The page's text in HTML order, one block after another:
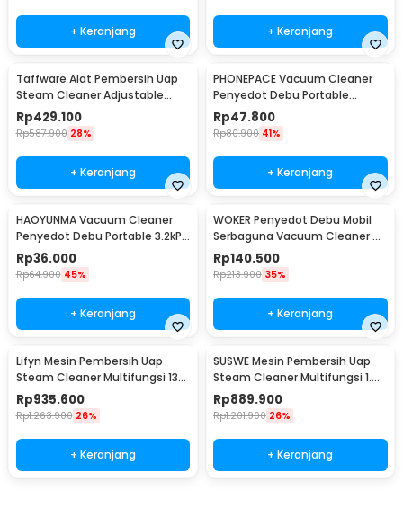
+ Keranjang + Keranjang
Taffware Alat Pembersih Uap
Steam Cleaner Adjustable
Multi Brush 1500W - HC3800
PRO
Rp429.100
Rp587.900 28%
+ Keranjang
PHONEPACE Vacuum Cleaner
Penyedot Debu Portable
3000Pa 1200mAh 30W - DC-
6222
Rp47.800
Rp80.900 41%
+ Keranjang
HAOYUNMA Vacuum Cleaner
Penyedot Debu Portable 3.2kPa
800mAh - AS-228
Rp36.000
Rp64.900 45%
+ Keranjang
WOKER Penyedot Debu Mobil
Serbaguna Vacuum Cleaner 5V
78W 40000RPM - XCQ-508
Rp140.500
Rp213.900 35%
+ Keranjang
Lifyn Mesin Pembersih Uap
Steam Cleaner Multifungsi 130
Degree 2600W - STQX-03B2
Rp935.600
Rp1.263.900 26%
+ Keranjang
SUSWE Mesin Pembersih Uap
Steam Cleaner Multifungsi 1.4L
2600W - SX26
Rp889.900
Rp1.201.900 26%
+ Keranjang